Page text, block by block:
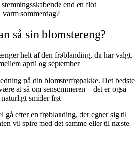
end en flot
varm sommerdag?
så sin blomstereng?
helt af den frøblanding, du har valgt.
april og september.
på din blomsterfrøpakke. Det bedste
at så om sensommeren – det er også
naturligt smider frø.
gå efter en frøblanding, der egner sig til
vil spire med det samme eller til næste